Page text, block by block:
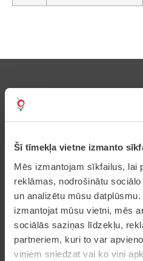
Šī tīmekļa vietne izmanto
Mēs izmantojam sīkfailus, lai
reklāmas, nodrošinātu
un analizētu mūsu
izmantojat mūsu vietni, mēs
sociālās saziņas līdzekļu,
partneriem, kuri to var
viņiem sniedzat vai ko viņi
Pakalpojumi
Dzīvesvietas deklarēšana
Pieteikt bērnu
Nekustamā īpašuma
epakalpojumi.lv